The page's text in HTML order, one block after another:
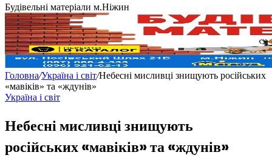
Будівельні матеріали м.Ніжин
Головна/Україна і світ/Небесні мисливці знищують російських
«мавіків» та «ждунів»
Україна і світ
Небесні мисливці знищують
російських «мавіків» та «ждунів»